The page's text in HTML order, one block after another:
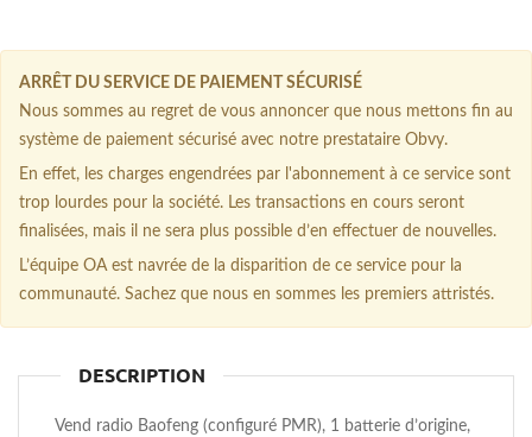
ARRÊT DU SERVICE DE PAIEMENT SÉCURISÉ
Nous sommes au regret de vous annoncer que nous mettons fin au
système de paiement sécurisé avec notre prestataire Obvy.
En effet, les charges engendrées par l'abonnement à ce service sont
trop lourdes pour la société. Les transactions en cours seront
finalisées, mais il ne sera plus possible d’en effectuer de nouvelles.
L’équipe OA est navrée de la disparition de ce service pour la
communauté. Sachez que nous en sommes les premiers attristés.
DESCRIPTION
Vend radio Baofeng (configuré PMR), 1 batterie d’origine,